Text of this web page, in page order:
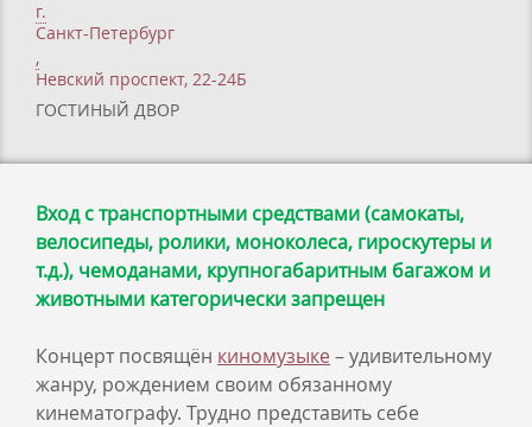
г.
Санкт-Петербург
,
Невский проспект, 22-24Б
ГОСТИНЫЙ ДВОР
Вход с транспортными средствами (самокаты,
велосипеды, ролики, моноколеса, гироскутеры и
т.д.), чемоданами, крупногабаритным багажом и
животными категорически запрещен
Концерт посвящён киномузыке – удивительному
жанру, рождением своим обязанному
кинематографу. Трудно представить себе